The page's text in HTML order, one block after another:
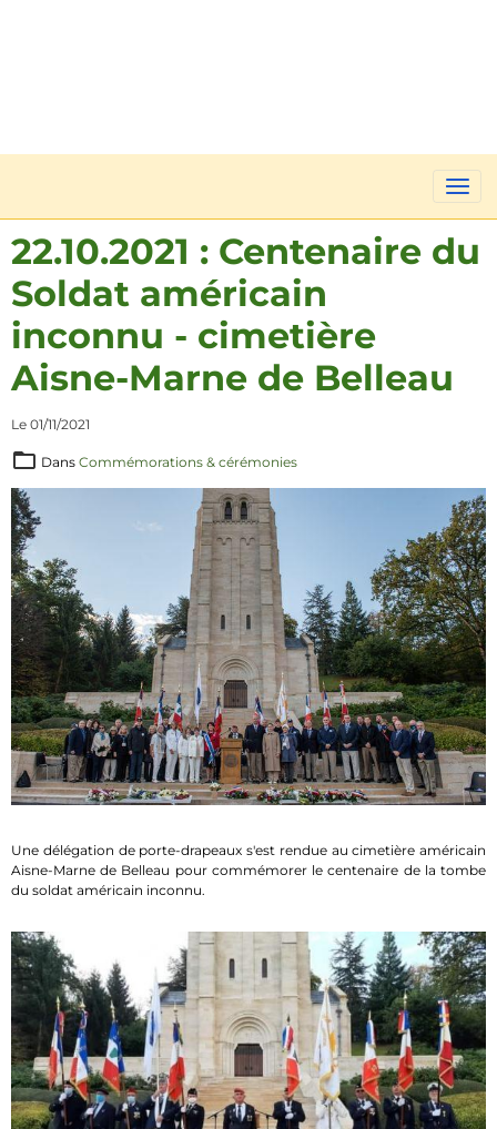
22.10.2021 : Centenaire du
Soldat américain
inconnu - cimetière
Aisne-Marne de Belleau
Le 01/11/2021
Dans Commémorations & cérémonies
Une délégation de porte-drapeaux s'est rendue au cimetière américain
Aisne-Marne de Belleau pour commémorer le centenaire de la tombe
du soldat américain inconnu.